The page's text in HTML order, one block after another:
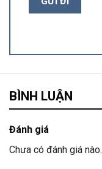
BÌNH LUẬN
Đánh giá
Chưa có đánh giá nào.